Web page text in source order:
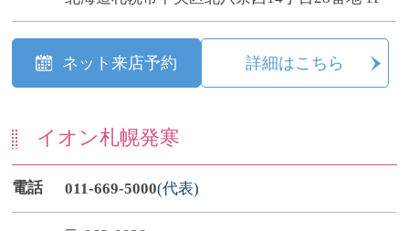
ネット来店予約 詳細はこちら
イオン札幌発寒
電話 011-669-5000(代表)